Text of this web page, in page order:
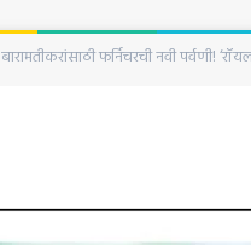
१५ ऑगस्टला कुटुंबासह आत्महानी करणार?